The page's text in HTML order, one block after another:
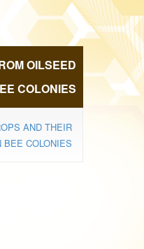
IN
OILSEED
COLONIES
AND THEIR
BEE COLONIES